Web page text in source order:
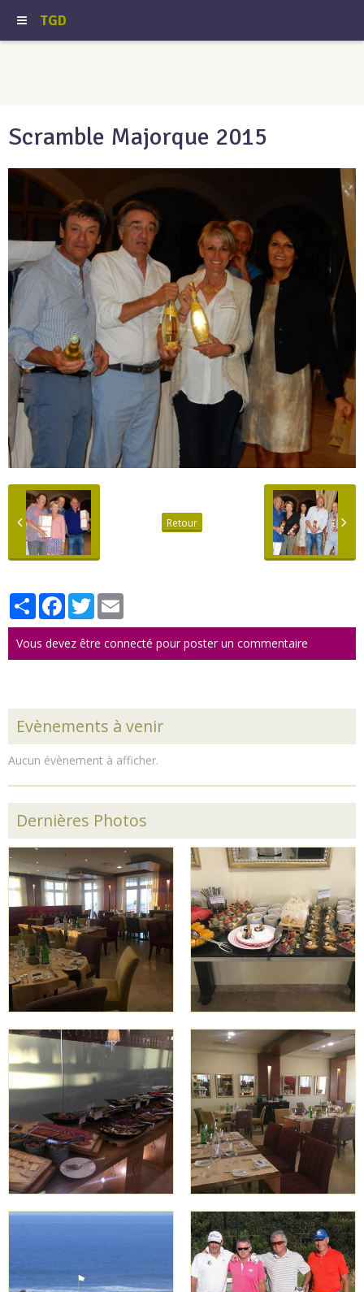
TGD
Scramble Majorque 2015
Retour
PartagerFacebook
Twitter
Vous devez être connecté pour poster un commentaire
Evènements à venir
Aucun évènement à afficher.
Dernières Photos